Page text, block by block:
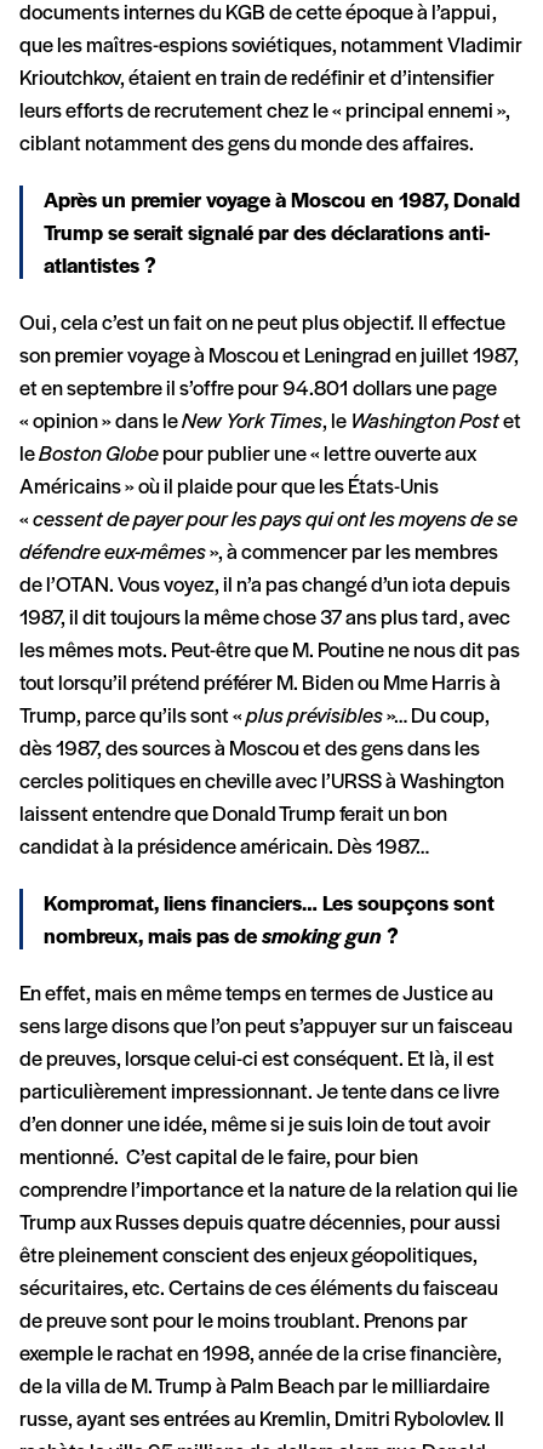
documents internes du KGB de cette époque à l’appui,
que les maîtres-espions soviétiques, notamment Vladimir
Krioutchkov, étaient en train de redéfinir et d’intensifier
leurs efforts de recrutement chez le « principal ennemi »,
ciblant notamment des gens du monde des affaires.
Après un premier voyage à Moscou en 1987, Donald
Trump se serait signalé par des déclarations anti-
atlantistes ?
Oui, cela c’est un fait on ne peut plus objectif. Il effectue
son premier voyage à Moscou et Leningrad en juillet 1987,
et en septembre il s’offre pour 94.801 dollars une page
« opinion » dans leNew York Times, le Washington Postet
leBoston Globe pour publier une « lettre ouverte aux
Américains » où il plaide pour que les États-Unis
« cessent de payer pour les pays qui ont les moyens de se
défendre eux-mêmes», à commencer par les membres
de l’OTAN. Vous voyez, il n’a pas changé d’un iota depuis
1987, il dit toujours la même chose 37 ans plus tard, avec
les mêmes mots. Peut-être que M. Poutine ne nous dit pas
tout lorsqu’il prétend préférer M. Biden ou Mme Harris à
Trump, parce qu’ils sont «plus prévisibles»… Du coup,
dès 1987, des sources à Moscou et des gens dans les
cercles politiques en cheville avec l’URSS à Washington
laissent entendre que Donald Trump ferait un bon
candidat à la présidence américain. Dès 1987…
Kompromat, liens financiers… Les soupçons sont
nombreux, mais pas desmoking gun ?
En effet, mais en même temps en termes de Justice au
sens large disons que l’on peut s’appuyer sur un faisceau
de preuves, lorsque celui-ci est conséquent. Et là, il est
particulièrement impressionnant. Je tente dans ce livre
d’en donner une idée, même si je suis loin de tout avoir
mentionné. C’est capital de le faire, pour bien
comprendre l’importance et la nature de la relation qui lie
Trump aux Russes depuis quatre décennies, pour aussi
être pleinement conscient des enjeux géopolitiques,
sécuritaires, etc. Certains de ces éléments du faisceau
de preuve sont pour le moins troublant. Prenons par
exemple le rachat en 1998, année de la crise financière,
de la villa de M. Trump à Palm Beach par le milliardaire
russe, ayant ses entrées au Kremlin, Dmitri Rybolovlev. Il